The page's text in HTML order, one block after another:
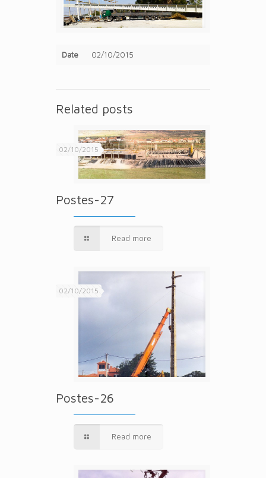
Date 02/10/2015
Related posts
02/10/2015
Postes-27
Read more
02/10/2015
Postes-26
Read more